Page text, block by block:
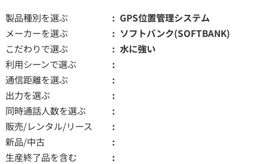
製品種別を選ぶ
GPS位置管理システム
メーカーを選ぶ
ソフトバンク(SOFTBANK)
こだわりで選ぶ
水に強い
利用シーンで選ぶ
通信距離を選ぶ
出力を選ぶ
同時通話人数を選ぶ
販売/レンタル/リース
新品/中古
生産終了品を含む